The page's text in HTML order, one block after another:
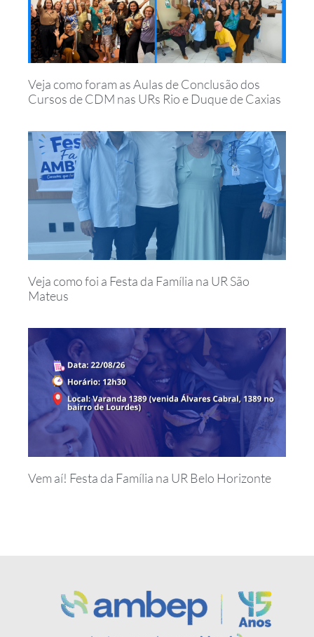
Veja como foram as Aulas de Conclusão dos
Cursos de CDM nas URs Rio e Duque de Caxias
Veja como foi a Festa da Família na UR São
Mateus
Vem aí! Festa da Família na UR Belo Horizonte